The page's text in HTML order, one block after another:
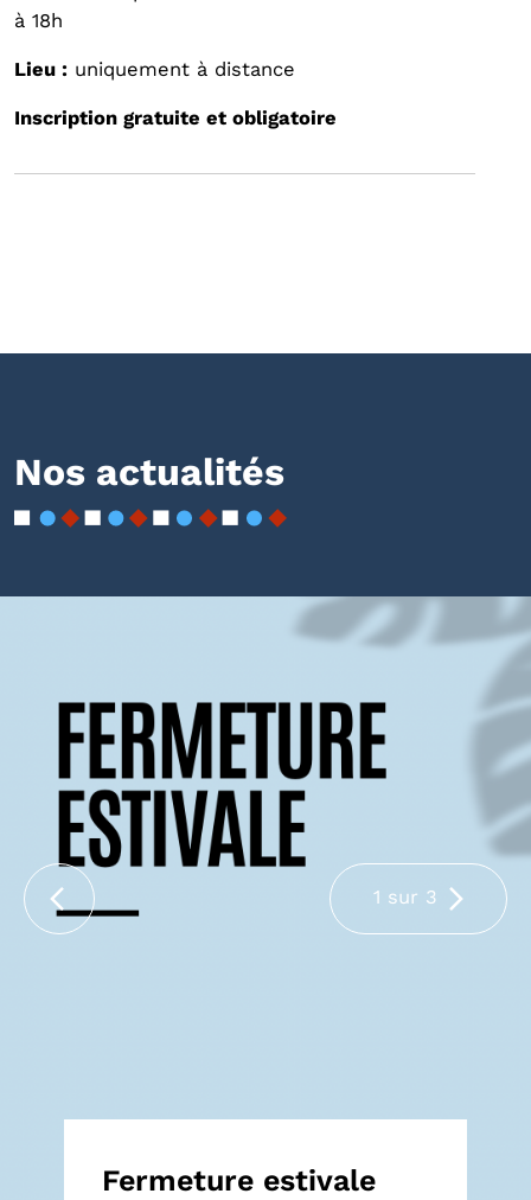
à 18h
Lieu : uniquement à distance
Inscription gratuite et obligatoire
Nos actualités
Fermeture estivale
1 sur 3